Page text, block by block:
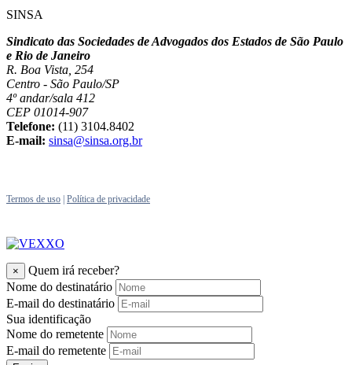
SINSA
Sindicato das Sociedades de Advogados dos Estados de São Paulo
e Rio de Janeiro
R. Boa Vista, 254
Centro - São Paulo/SP
4º andar/sala 412
CEP 01014-907
Telefone: (11) 3104.8402
E-mail: sinsa@sinsa.org.br
Termos de uso Política de privacidade
×
Quem irá receber?
Nome do destinatário
E-mail do destinatário
Sua identificação
Nome do remetente
E-mail do remetente